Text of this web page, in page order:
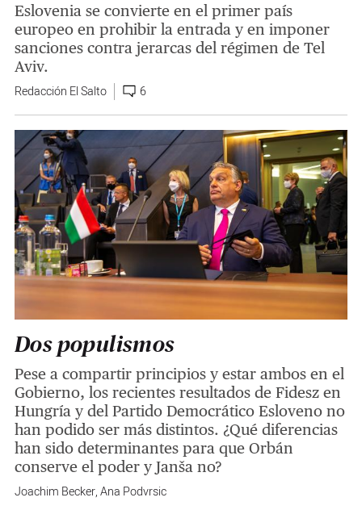
Eslovenia se convierte en el primer país
europeo en prohibir la entrada y en imponer
sanciones contra jerarcas del régimen de Tel
Aviv.
Redacción El Salto 6
Dos populismos
Pese a compartir principios y estar ambos en el
Gobierno, los recientes resultados de Fidesz en
Hungría y del Partido Democrático Esloveno no
han podido ser más distintos. ¿Qué diferencias
han sido determinantes para que Orbán
conserve el poder y Janša no?
Joachim Becker,Ana Podvrsic